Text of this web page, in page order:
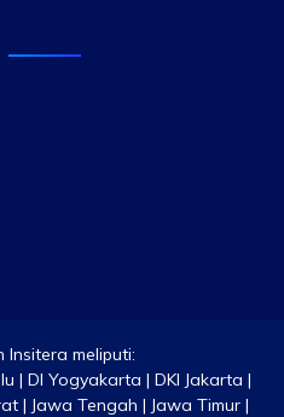
Insitera meliputi:
| DI Yogyakarta | DKI Jakarta |
| Jawa Tengah | Jawa Timur |